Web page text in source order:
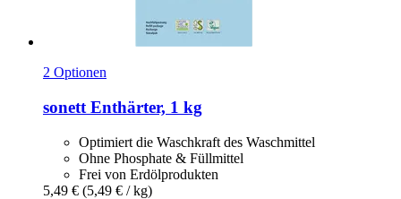
2 Optionen
sonett Enthärter, 1 kg
Optimiert die Waschkraft des Waschmittel
Ohne Phosphate & Füllmittel
Frei von Erdölprodukten
5,49 € (5,49 € / kg)